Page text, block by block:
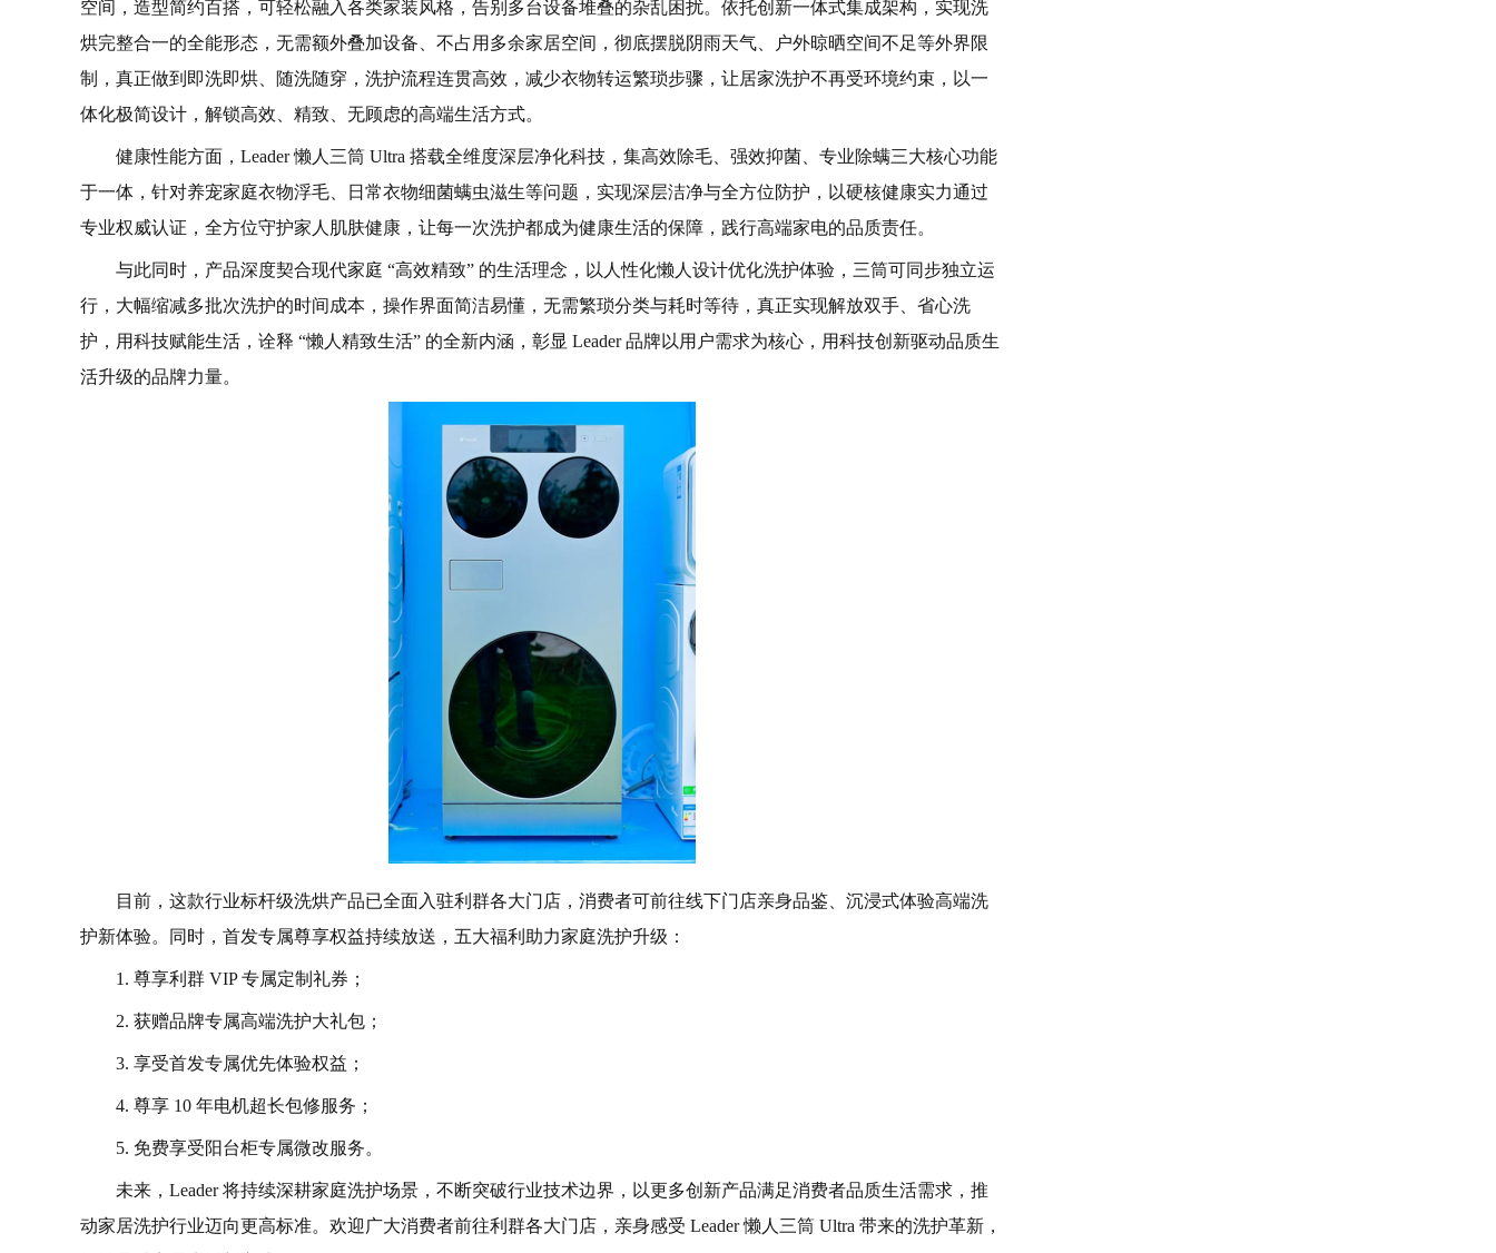
空间，造型简约百搭，可轻松融入各类家装风格，告别多台设备堆叠的杂乱困扰。依托创新一体式集成架构，实现洗
烘完整合一的全能形态，无需额外叠加设备、不占用多余家居空间，彻底摆脱阴雨天气、户外晾晒空间不足等外界限
制，真正做到即洗即烘、随洗随穿，洗护流程连贯高效，减少衣物转运繁琐步骤，让居家洗护不再受环境约束，以一
体化极简设计，解锁高效、精致、无顾虑的高端生活方式。
健康性能方面，Leader 懒人三筒 Ultra 搭载全维度深层净化科技，集高效除毛、强效抑菌、专业除螨三大核心功能
于一体，针对养宠家庭衣物浮毛、日常衣物细菌螨虫滋生等问题，实现深层洁净与全方位防护，以硬核健康实力通过
专业权威认证，全方位守护家人肌肤健康，让每一次洗护都成为健康生活的保障，践行高端家电的品质责任。
与此同时，产品深度契合现代家庭 “高效精致” 的生活理念，以人性化懒人设计优化洗护体验，三筒可同步独立运
行，大幅缩减多批次洗护的时间成本，操作界面简洁易懂，无需繁琐分类与耗时等待，真正实现解放双手、省心洗
护，用科技赋能生活，诠释 “懒人精致生活” 的全新内涵，彰显 Leader 品牌以用户需求为核心，用科技创新驱动品质生
活升级的品牌力量。
目前，这款行业标杆级洗烘产品已全面入驻利群各大门店，消费者可前往线下门店亲身品鉴、沉浸式体验高端洗
护新体验。同时，首发专属尊享权益持续放送，五大福利助力家庭洗护升级：
1. 尊享利群 VIP 专属定制礼券；
2. 获赠品牌专属高端洗护大礼包；
3. 享受首发专属优先体验权益；
4. 尊享 10 年电机超长包修服务；
5. 免费享受阳台柜专属微改服务。
未来，Leader 将持续深耕家庭洗护场景，不断突破行业技术边界，以更多创新产品满足消费者品质生活需求，推
动家居洗护行业迈向更高标准。欢迎广大消费者前往利群各大门店，亲身感受 Leader 懒人三筒 Ultra 带来的洗护革新，